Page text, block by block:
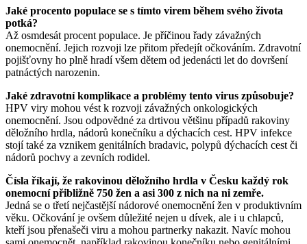
Jaké procento populace se s tímto virem během svého života
potká?
Až osmdesát procent populace. Je příčinou řady závažných
onemocnění. Jejich rozvoji lze přitom předejít očkováním. Zdravotní
pojišťovny ho plně hradí všem dětem od jedenácti let do dovršení
patnáctých narozenin.
Jaké zdravotní komplikace a problémy tento virus způsobuje?
HPV viry mohou vést k rozvoji závažných onkologických
onemocnění. Jsou odpovědné za drtivou většinu případů rakoviny
děložního hrdla, nádorů konečníku a dýchacích cest. HPV infekce
stojí také za vznikem genitálních bradavic, polypů dýchacích cest či
nádorů pochvy a zevních rodidel.
Čísla říkají, že rakovinou děložního hrdla v Česku každý rok
onemocní přibližně 750 žen a asi 300 z nich na ni zemře.
Jedná se o třetí nejčastější nádorové onemocnění žen v produktivním
věku. Očkování je ovšem důležité nejen u dívek, ale i u chlapců,
kteří jsou přenašeči viru a mohou partnerky nakazit. Navíc mohou